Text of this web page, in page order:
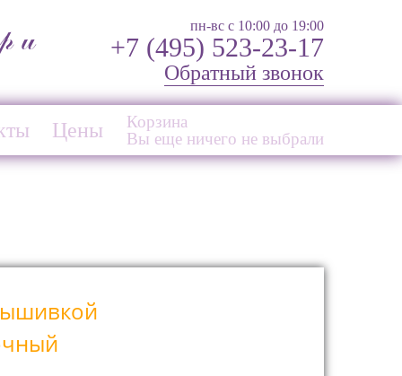
и
пн-вс с 10:00 до 19:00
+7 (495) 523-23-17
Обратный звонок
Цены
Корзина
Вы еще ничего не выбрали